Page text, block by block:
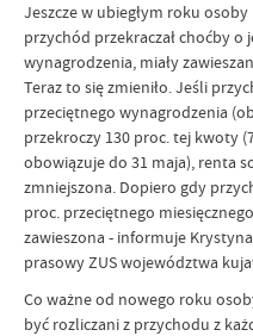
Jeszcze w ubiegłym roku
przychód przekraczał choćby o
wynagrodzenia, miały
Teraz to się zmieniło. Jeśli
przeciętnego wynagrodzenia
przekroczy 130 proc. tej kwoty
obowiązuje do 31 maja), renta
zmniejszona. Dopiero gdy
proc. przeciętnego
zawieszona - informuje
prasowy ZUS województwa
Co ważne od nowego roku
być rozliczani z przychodu z